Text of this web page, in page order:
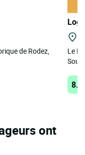
de Rodez,
Le
ont